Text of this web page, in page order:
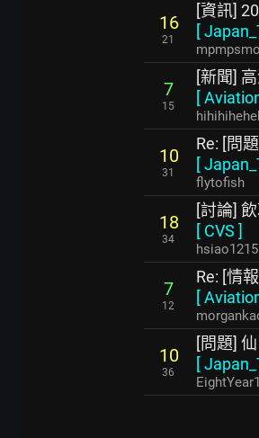
16
21
[資訊]
[
7
15
[新聞]
[
10
31
Re: [問
[
flytofish
18
34
[討論]
[ CVS ]
hsiao1215
7
12
Re: [情
[
10
36
[問題]
[